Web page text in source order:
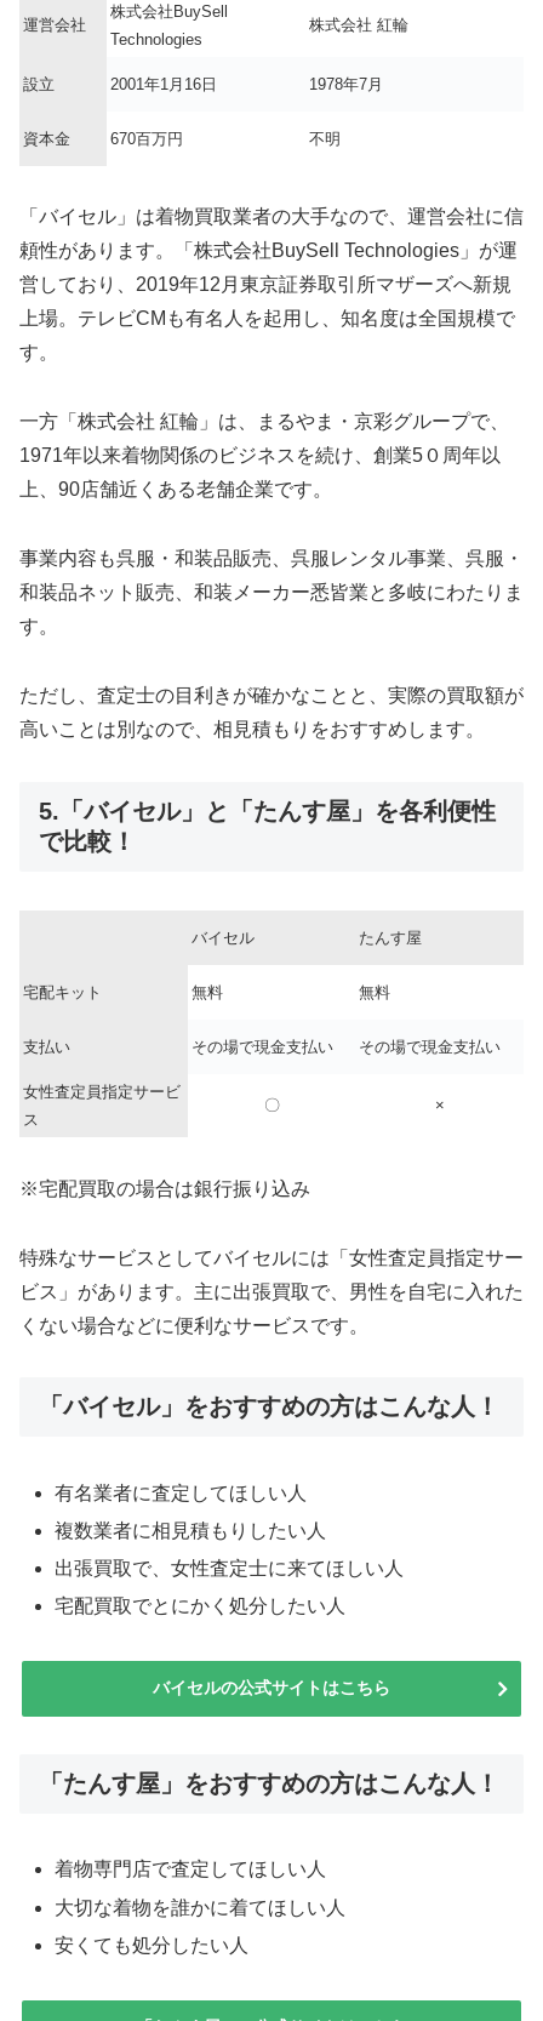
運営会社
株式会社BuySell
Technologies
株式会社 紅輪
設立 2001年1月16日 1978年7月
資本金 670百万円 不明
「バイセル」は着物買取業者の大手なので、運営会社に信
頼性があります。「株式会社BuySell Technologies」が運
営しており、2019年12月東京証券取引所マザーズへ新規
上場。テレビCMも有名人を起用し、知名度は全国規模で
す。
一方「株式会社 紅輪」は、まるやま・京彩グループで、
1971年以来着物関係のビジネスを続け、創業5０周年以
上、90店舗近くある老舗企業です。
事業内容も呉服・和装品販売、呉服レンタル事業、呉服・
和装品ネット販売、和装メーカー悉皆業と多岐にわたりま
す。
ただし、査定士の目利きが確かなことと、実際の買取額が
高いことは別なので、相見積もりをおすすめします。
5.「バイセル」と「たんす屋」を各利便性
で比較！
バイセル たんす屋
宅配キット 無料 無料
支払い その場で現金支払い その場で現金支払い
女性査定員指定サービ
ス
〇 ×
※宅配買取の場合は銀行振り込み
特殊なサービスとしてバイセルには「女性査定員指定サー
ビス」があります。主に出張買取で、男性を自宅に入れた
くない場合などに便利なサービスです。
「バイセル」をおすすめの方はこんな人！
有名業者に査定してほしい人
複数業者に相見積もりしたい人
出張買取で、女性査定士に来てほしい人
宅配買取でとにかく処分したい人
バイセルの公式サイトはこちら
「たんす屋」をおすすめの方はこんな人！
着物専門店で査定してほしい人
大切な着物を誰かに着てほしい人
安くても処分したい人